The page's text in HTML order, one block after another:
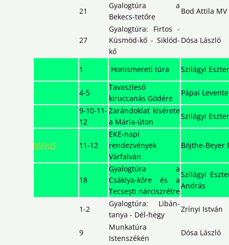
21
Gyalogtúra a
Bekecs-tetőre
Bod Attila MV
27
Gyalogtúra: Firtos -
Küsmöd-kő - Siklód-
kő
Dósa László
1 Honismereti túra Szilágyi Eszter
4-5
Tavaszleső
kiruccanás Gödére
Pápai Levente
9-10-11-
12
Zarándoklat kísérete
a Mária-úton
Szilágyi Eszter
MÁJUS 11-12
EKE-napi
rendezvények
Várfalván
Böjthe-Beyer
18
Gyalogtúra a
Csáklya-kőre és a
Tecseşti nárciszrétre
Szilágyi
András
1-2
Gyalogtúra: Libán-
tanya - Dél-hegy
Zrínyi István
9
Munkatúra
Istenszékén
Dósa László